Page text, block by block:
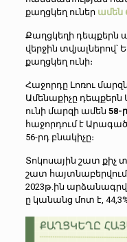
քաղցկեղ ուներ ամեն
Քաղցկեղի դեպքերն
վերջին
քաղցկեղ ունի։
Հաջորդը Լոռու
Ամենաքիչը դեպքերն
ունի մարզի ամեն 58-
հաջորդում է
56-րդ բնակիչը։
Տոկոսային շատ քիչ
շատ
2023թ.ին
ը կանանց մոտ է,